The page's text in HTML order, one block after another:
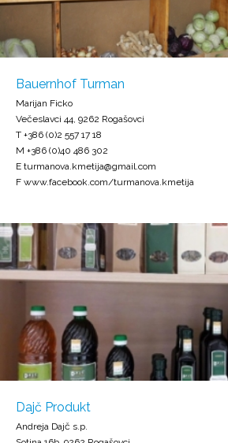
Bauernhof Turman
Marijan Ficko
Večeslavci 44, 9262 Rogašovci
T +386 (0)2 557 17 18
M +386 (0)40 486 302
E turmanova.kmetija@gmail.com
F www.facebook.com/turmanova.kmetija
Dajč Produkt
Andreja Dajč s.p.